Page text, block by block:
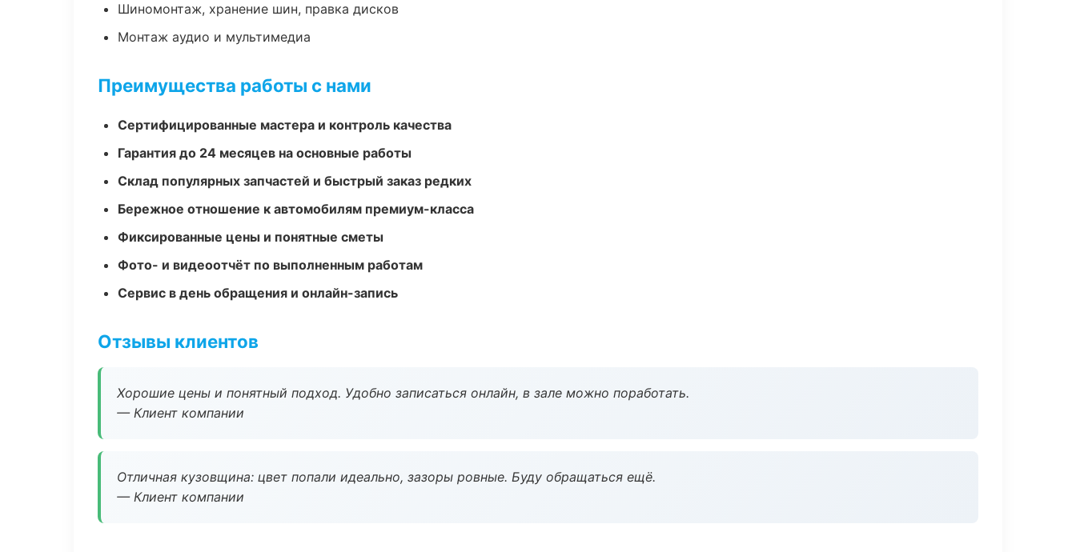
Шиномонтаж, хранение шин, правка дисков
Монтаж аудио и мультимедиа
Преимущества работы с нами
Сертифицированные мастера и контроль качества
Гарантия до 24 месяцев на основные работы
Склад популярных запчастей и быстрый заказ редких
Бережное отношение к автомобилям премиум-класса
Фиксированные цены и понятные сметы
Фото- и видеоотчёт по выполненным работам
Сервис в день обращения и онлайн-запись
Отзывы клиентов
Хорошие цены и понятный подход. Удобно записаться онлайн, в зале можно поработать.
— Клиент компании
Отличная кузовщина: цвет попали идеально, зазоры ровные. Буду обращаться ещё.
— Клиент компании